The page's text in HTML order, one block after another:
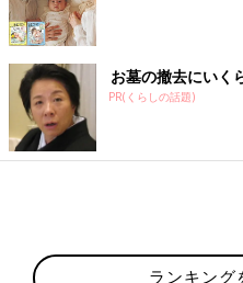
お墓の撤去にいく
PR(くらしの話題)
ランキング